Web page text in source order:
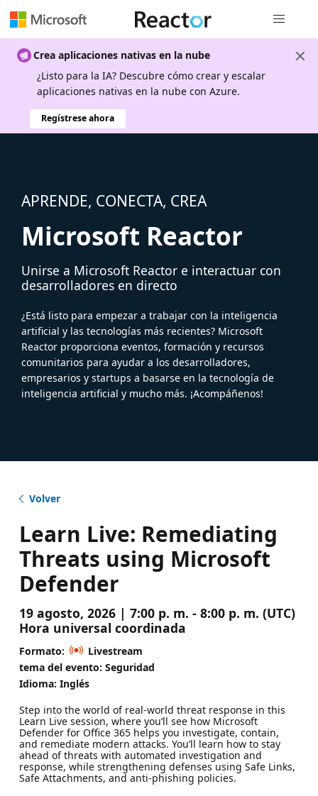
Crea aplicaciones nativas en la nube
¿Listo para la IA? Descubre cómo crear y escalar
aplicaciones nativas en la nube con Azure.
Regístrese ahora
APRENDE, CONECTA, CREA
Microsoft Reactor
Unirse a Microsoft Reactor e interactuar con
desarrolladores en directo
¿Está listo para empezar a trabajar con la inteligencia
artificial y las tecnologías más recientes? Microsoft
Reactor proporciona eventos, formación y recursos
comunitarios para ayudar a los desarrolladores,
empresarios y startups a basarse en la tecnología de
inteligencia artificial y mucho más. ¡Acompáñenos!
Volver
Learn Live: Remediating
Threats using Microsoft
Defender
19 agosto, 2026 | 7:00 p. m. - 8:00 p. m. (UTC)
Hora universal coordinada
Formato:
Livestream
tema del evento: Seguridad
Idioma: Inglés
Step into the world of real-world threat response in this
Learn Live session, where you’ll see how Microsoft
Defender for Office 365 helps you investigate, contain,
and remediate modern attacks. You’ll learn how to stay
ahead of threats with automated investigation and
response, while strengthening defenses using Safe Links,
Safe Attachments, and anti-phishing policies.